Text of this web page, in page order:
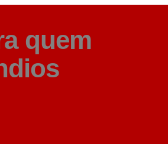
quem